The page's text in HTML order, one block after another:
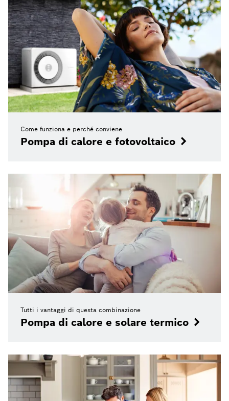
Come funziona e perché conviene
Pompa di calore e fotovoltaico
Tutti i vantaggi di questa combinazione
Pompa di calore e solare termico